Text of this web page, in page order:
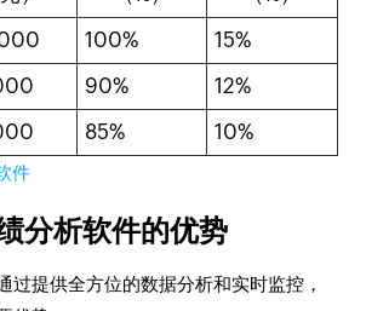
100%
15%
90%
12%
85% 10%
分析软件的优势
过提供全方位的数据分析和实时监控，